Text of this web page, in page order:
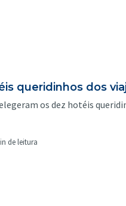
queridinhos dos
de leitura
os dez hotéis